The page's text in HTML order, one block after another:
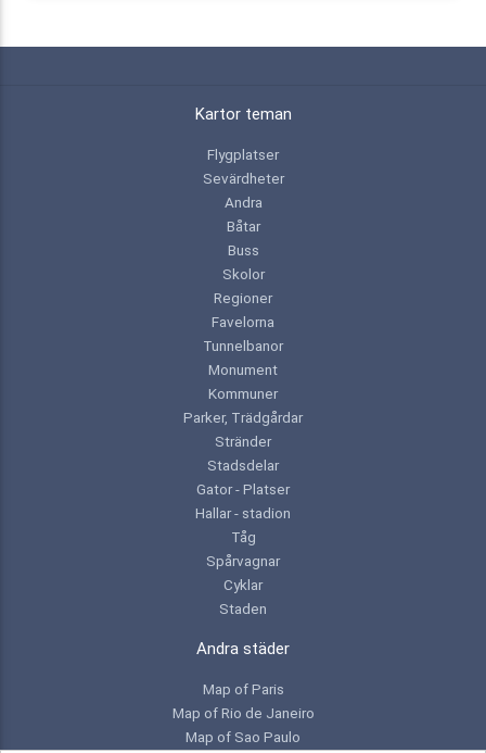
Kartor teman
Flygplatser
Sevärdheter
Andra
Båtar
Buss
Skolor
Regioner
Favelorna
Tunnelbanor
Monument
Kommuner
Parker, Trädgårdar
Stränder
Stadsdelar
Gator - Platser
Hallar - stadion
Tåg
Spårvagnar
Cyklar
Staden
Andra städer
Map of Paris
Map of Rio de Janeiro
Map of Sao Paulo